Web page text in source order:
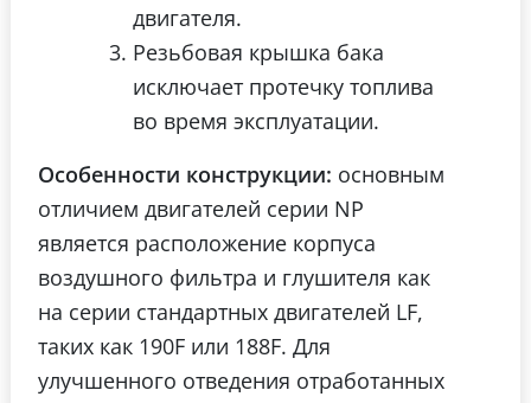
двигателя.
Резьбовая крышка бака
исключает протечку топлива
во время эксплуатации.
Особенности конструкции: основным
отличием двигателей серии NP
является расположение корпуса
воздушного фильтра и глушителя как
на серии стандартных двигателей LF,
таких как 190F или 188F. Для
улучшенного отведения отработанных